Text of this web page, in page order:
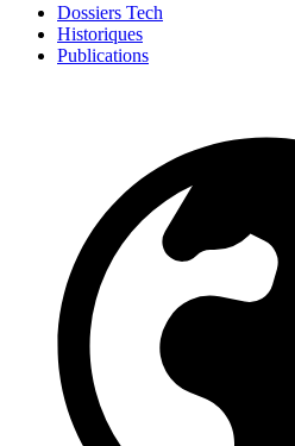
Dossiers Tech
Historiques
Publications